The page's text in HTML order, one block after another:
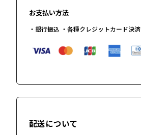
お支払い方法
・銀行振込 ・各種クレジットカード決済
配送について